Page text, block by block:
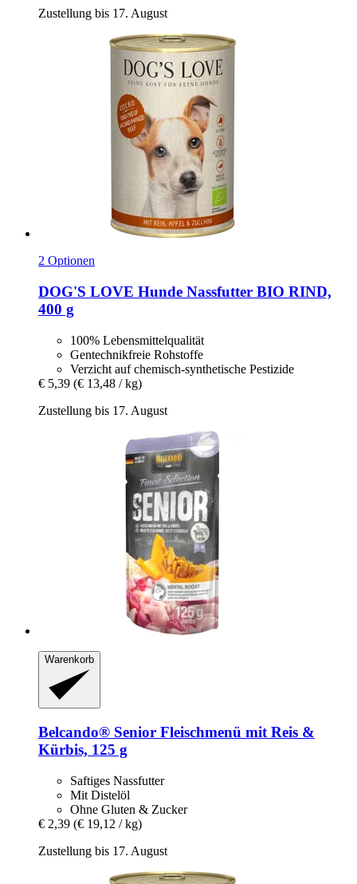
Zustellung bis 17. August
2 Optionen
DOG'S LOVE Hunde Nassfutter BIO RIND,
400 g
100% Lebensmittelqualität
Gentechnikfreie Rohstoffe
Verzicht auf chemisch-synthetische Pestizide
€ 5,39 (€ 13,48 / kg)
Zustellung bis 17. August
Warenkorb
Belcando® Senior Fleischmenü mit Reis &
Kürbis, 125 g
Saftiges Nassfutter
Mit Distelöl
Ohne Gluten & Zucker
€ 2,39 (€ 19,12 / kg)
Zustellung bis 17. August